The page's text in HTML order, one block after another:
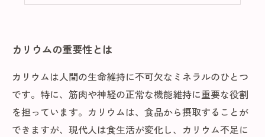
カリウムの重要性とは
カリウムは人間の生命維持に不可欠なミネラルのひとつ
です。特に、筋肉や神経の正常な機能維持に重要な役割
を担っています。カリウムは、食品から摂取することが
できますが、現代人は食生活が変化し、カリウム不足に